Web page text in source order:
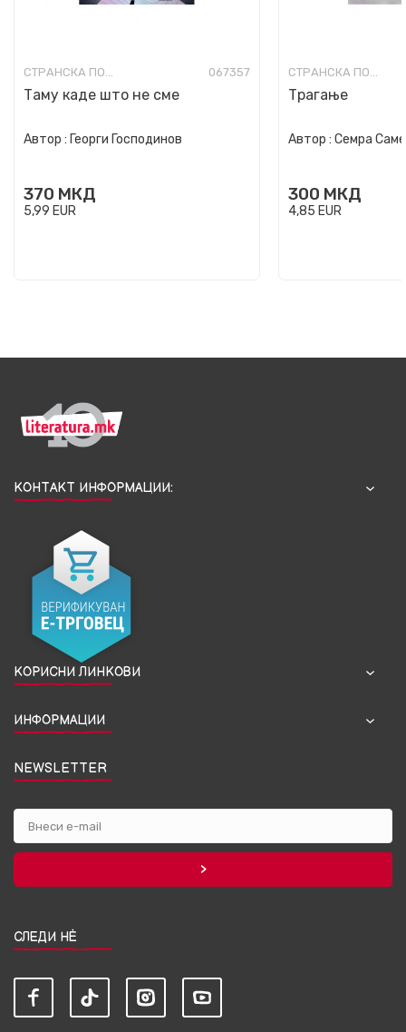
СТРАНСКА ПОЕЗИЈА-ПРЕПЕВИ 067357
Таму каде што не сме
Автор : Георги Господинов
370 МКД
5,99 EUR
СТРАНСКА ПОЕЗИЈА-ПРЕПЕВИ
Трагање
Автор : Семра
300 МКД
4,85 EUR
КОНТАКТ ИНФОРМАЦИИ:
КОРИСНИ ЛИНКОВИ
ИНФОРМАЦИИ
NEWSLETTER
СЛЕДИ НЀ